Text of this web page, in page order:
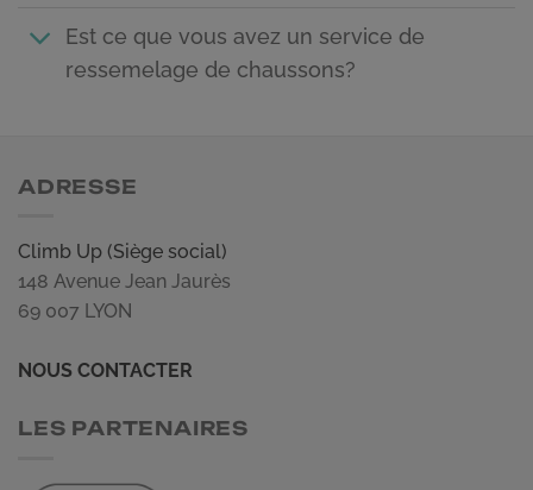
Est ce que vous avez un service de
ressemelage de chaussons?
ADRESSE
Climb Up (Siège social)
148 Avenue Jean Jaurès
69 007 LYON
NOUS CONTACTER
LES PARTENAIRES